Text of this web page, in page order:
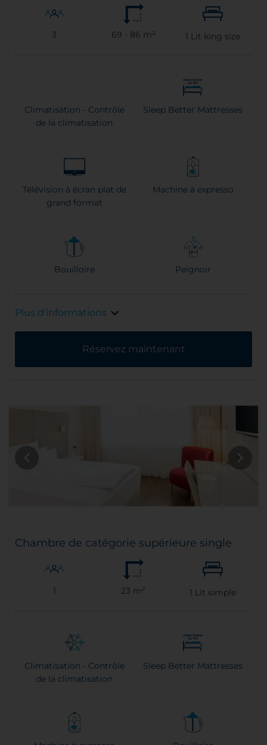
3 69 - 86 m² 1 Lit king size
Climatisation - Contrôle
de la climatisation
Sleep Better Mattresses
Télévision à écran plat de
grand format
Machine à expresso
Bouilloire Peignoir
Plus d’informations
Réservez maintenant
Chambre de catégorie supérieure single
1 23 m² 1 Lit simple
Climatisation - Contrôle
de la climatisation
Sleep Better Mattresses